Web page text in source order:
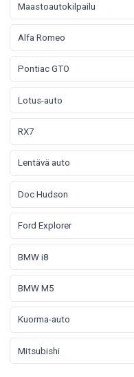
Maastoautokilpailu
Alfa Romeo
Pontiac GTO
Lotus-auto
RX7
Lentävä auto
Doc Hudson
Ford Explorer
BMW i8
BMW M5
Kuorma-auto
Mitsubishi